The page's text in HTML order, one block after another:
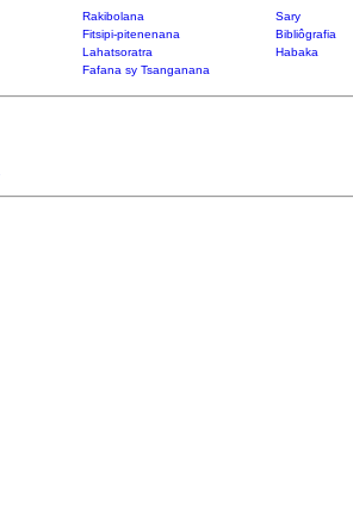
Rakibolana Sary
Fitsipi-pitenenana Bibliôgrafia
Lahatsoratra Habaka
Fafana sy Tsanganana